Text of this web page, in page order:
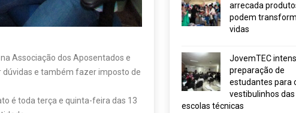
Associação dos Aposentados e
dúvidas e também fazer imposto de
é toda terça e quinta-feira das 13
arrecada
podem
vidas
JovemTEC
preparação de
estudantes para
vestibulinhos das
escolas técnicas